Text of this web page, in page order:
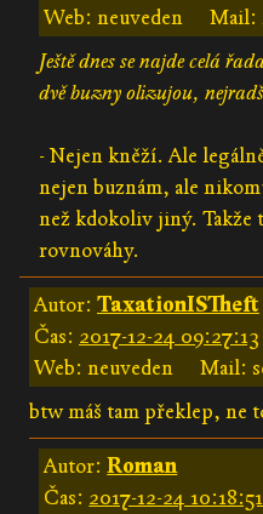
Web: neuveden
Mail:
Ještě dnes se najde celá
dvě buzny olizujou,
- Nejen kněží. Ale
nejen buznám, ale
než kdokoliv jiný. Takže
rovnováhy.
Autor: TaxationISTheft
Čas: 2017-12-24 09:27:13
Web: neuveden
Mail:
btw máš tam překlep, ne
Autor:Roman
Čas: 2017-12-24 10:18:51